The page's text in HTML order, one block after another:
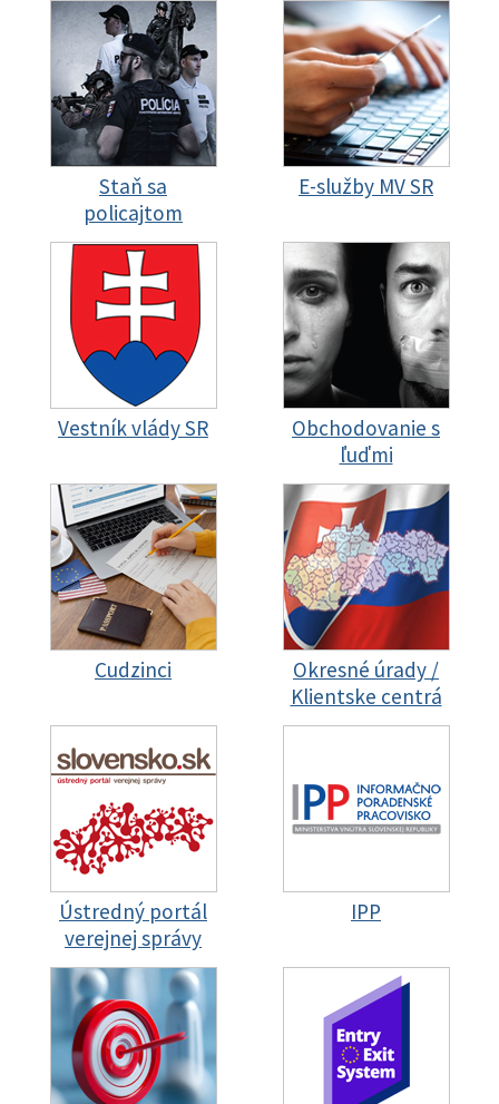
Staň sa
policajtom
E-služby MV SR
Vestník vlády SR
Obchodovanie s
ľuďmi
Cudzinci
Okresné úrady /
Klientske centrá
Ústredný portál
verejnej správy
IPP